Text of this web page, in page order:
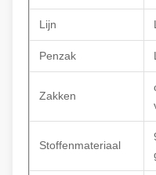
Lijn
Penzak
Zakken
Stoffenmateriaal